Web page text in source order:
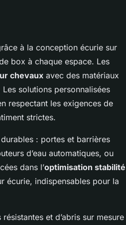
à la conception écurie sur
box à chaque espace. Les
chevaux avec des matériaux
solutions personnalisées
respectant les exigences de
strictes.
: portes et barrières
d’eau automatiques, ou
dans l’optimisation stabilité
écurie, indispensables pour la
et d’abris sur mesure